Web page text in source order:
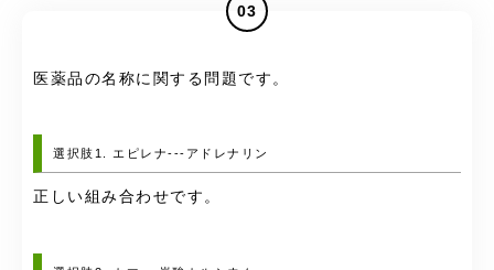
03
医薬品の名称に関する問題です。
選択肢1. エピレナ---アドレナリン
正しい組み合わせです。